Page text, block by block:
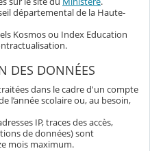
départemental de la Haute-
Kosmos ou Index Education
DES DONNÉES
dans le cadre d'un compte
l’année scolaire ou, au besoin,
IP, traces des accès,
de données) sont
mois maximum.